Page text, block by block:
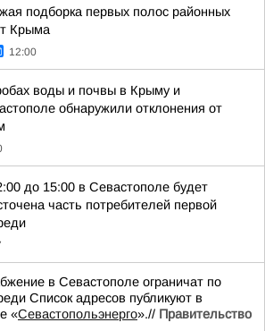
подборка первых полос районных
Крыма
12:00
воды и почвы в Крыму и
обнаружили отклонения от
до 15:00 в Севастополе будет
часть потребителей первой
в Севастополе ограничат по
Список адресов публикуют в
«Севастопольэнерго».// Правительство